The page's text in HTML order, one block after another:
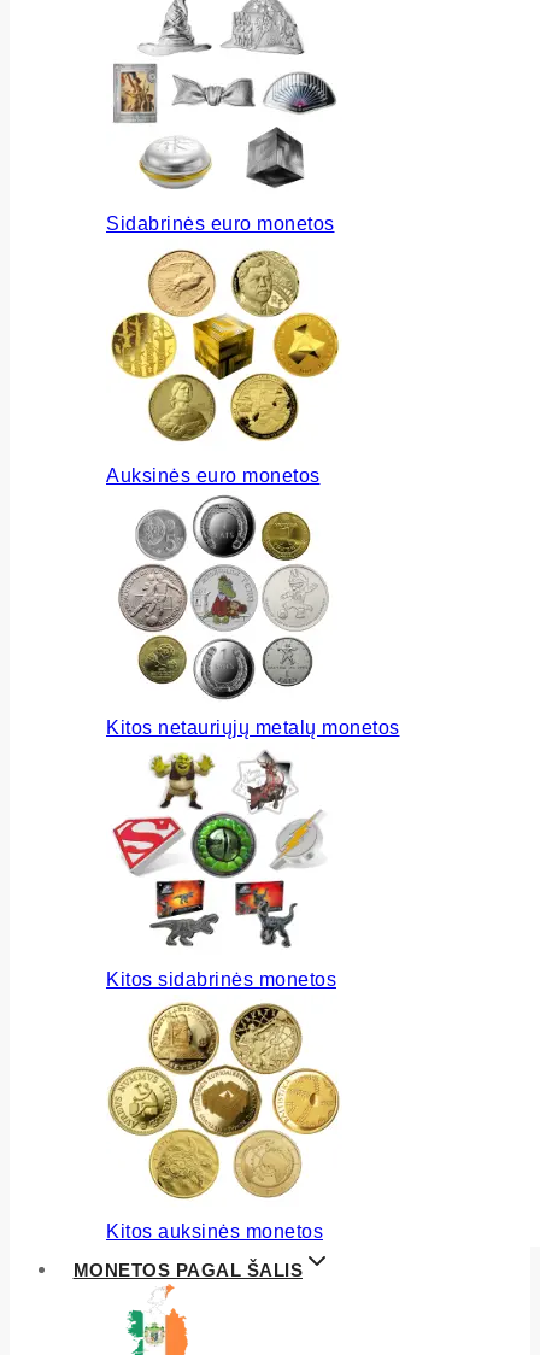
Sidabrinės euro monetos
Auksinės euro monetos
Kitos netauriųjų metalų monetos
Kitos sidabrinės monetos
Kitos auksinės monetos
MONETOS PAGAL ŠALIS